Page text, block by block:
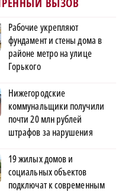
на
Студент-
почему в лесу
городе
ВЫЗОВ
Рабочие укрепляют
фундамент и стены дома в
районе метро на улице
Горького
Нижегородские
коммунальщики получили
почти 20 млн рублей
штрафов за нарушения
19 жилых домов и
социальных объектов
подключат к современным